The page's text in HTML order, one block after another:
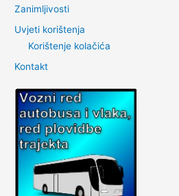
Zanimljivosti
Uvjeti korištenja
Korištenje kolačića
Kontakt